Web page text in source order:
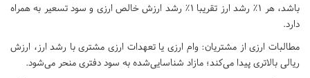
باشد، هر ۱٪ رشد ارز تقریبا ۱٪ رشد ارزش خالص ارزی و سود تسعیر به همراه
دارد.
مطالبات ارزی از مشتریان: وام ارزی یا تعهدات ارزی مشتری با رشد ارز، ارزش
ریالی بالاتری پیدا می‌کند؛ مازاد شناسایی‌شده به سود دفتری منحر می‌شود.